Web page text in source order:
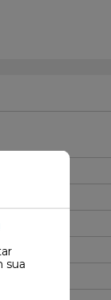
sua